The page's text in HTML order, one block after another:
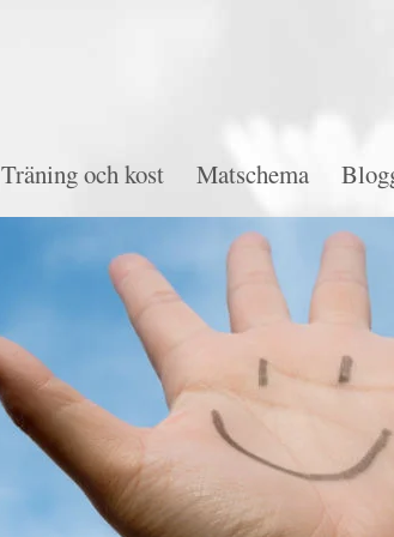
Träning och kost Matschema